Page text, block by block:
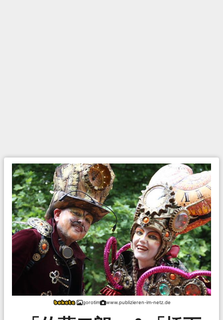
gorotim www.publizieren-im-netz.de